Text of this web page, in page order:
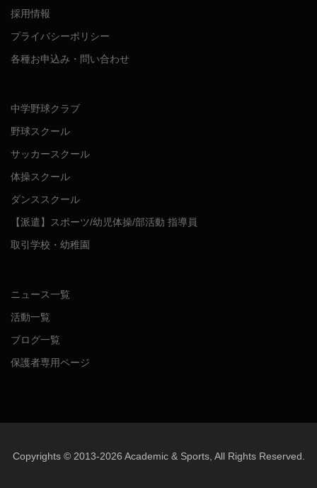
採用情報
プライバシーポリシー
各種お申込み・問い合わせ
中学野球クラブ
野球スクール
サッカースクール
体操スクール
ダンススクール
【派遣】スポーツ/幼児体操/部活動 指導員
取引学校・幼稚園
ニュース一覧
活動一覧
ブログ一覧
保護者専用ページ
Copyrights © 2013-2026 Academic & Sports, All Rights Reserved.